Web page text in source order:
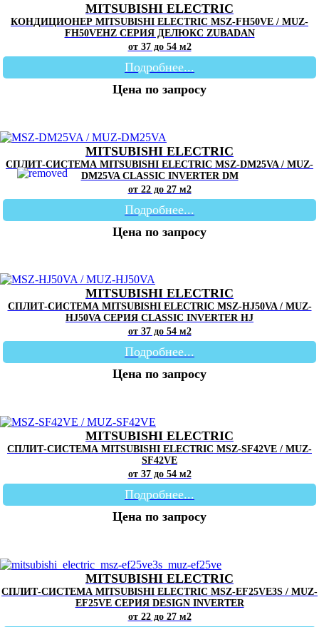
MITSUBISHI ELECTRIC
КОНДИЦИОНЕР MITSUBISHI ELECTRIC MSZ-FH50VE / MUZ-
FH50VEHZ СЕРИЯ ДЕЛЮКС ZUBADAN
от 37 до 54 м2
Подробнее...
Цена по запросу
MITSUBISHI ELECTRIC
СПЛИТ-СИСТЕМА MITSUBISHI ELECTRIC MSZ-DM25VA / MUZ-
DM25VA CLASSIC INVERTER DM
от 22 до 27 м2
Подробнее...
Цена по запросу
MITSUBISHI ELECTRIC
СПЛИТ-СИСТЕМА MITSUBISHI ELECTRIC MSZ-HJ50VA / MUZ-
HJ50VA СЕРИЯ CLASSIC INVERTER HJ
от 37 до 54 м2
Подробнее...
Цена по запросу
MITSUBISHI ELECTRIC
СПЛИТ-СИСТЕМА MITSUBISHI ELECTRIC MSZ-SF42VE / MUZ-
SF42VE
от 37 до 54 м2
Подробнее...
Цена по запросу
MITSUBISHI ELECTRIC
СПЛИТ-СИСТЕМА MITSUBISHI ELECTRIC MSZ-EF25VE3S / MUZ-
EF25VE СЕРИЯ DESIGN INVERTER
от 22 до 27 м2